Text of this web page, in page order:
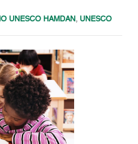
UNESCO HAMDAN,UNESCO